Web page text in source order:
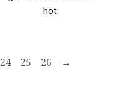
hot
24 25 26 →